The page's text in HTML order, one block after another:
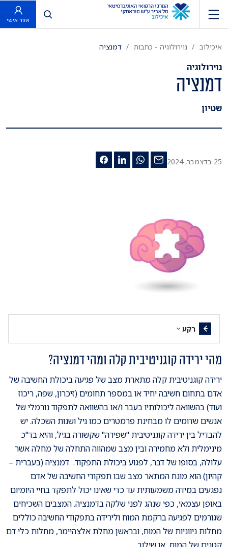
פתח חיפוש
אזור אישי
איכילוב נוירולוגיה - כתבות דמנציה
נוירולוגיה
דמנציה
שטיון
25 בדצמבר, 2024
רקע
מהי ירידה קוגניטיבית קלה ומהי דמנציה?
ירידה קוגניטיבית קלה מתארת מצב של פגיעה ביכולת החשיבה של
אדם בתחום חשיבה יחיד או במספר תחומים (זיכרון, שפה, ריכוז
ועוד) בהשוואה ליכולותיו בעבר ו/או בהשוואה לתפקוד נורמלי של
אנשים שדומים לו מבחינת פרמטרים כמו גיל ושנות השכלה. יש
להבדיל בין ירידה קוגניטיבית "שפירה" שקשורה בגיל, והיא בד"כ
מינימלית ולא מחמירה ובין מצב שמהווה התחלה של מחלה אשר
עלולה, בסופו של דבר, לפגוע ביכולת התפקוד. דמנציה (בעברית –
קהיון) הוא מונח המתאר מצב שבו תפקודי החשיבה של אדם
נפגעים במידה משמעותית עד כדי שאינו יכול לתפקד בחיי היומיום
באופן עצמאי, כפי שנהג לפני שלקה בדמנציה. המצבים השכיחים
שגורמים לפגיעה ברקמת המוח ולירידה בתפקודי החשיבה כוללים
מחלות ניווניות של המוח, ובראשן מחלת אלצהיימר, מחלות כלי דם